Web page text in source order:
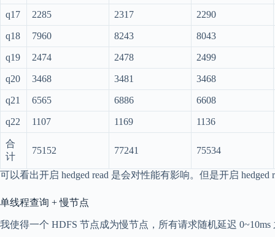
q17 2285 2317 2290
q18 7960 8243 8043
q19 2474 2478 2499
q20 3468 3481 3468
q21 6565 6886 6608
q22 1107 1169 1136
合
计
75152 77241 75534
可以看出开启 hedged read 是会对性能有影响。但是开启
单线程查询 + 慢节点
我使得一个 HDFS 节点成为慢节点，所有请求随机延迟